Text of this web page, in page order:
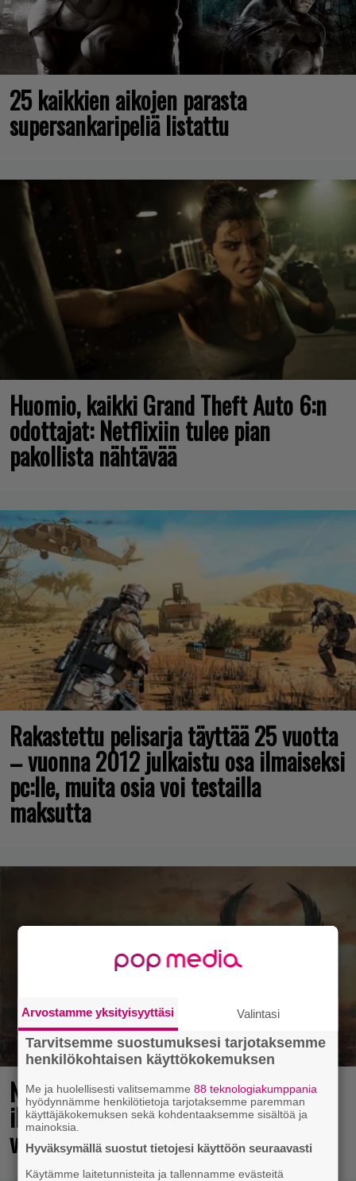
25 kaikkien aikojen parasta
supersankaripeliä listattu
Huomio, kaikki Grand Theft Auto 6:n
odottajat: Netflixiin tulee pian
pakollista nähtävää
Rakastettu pelisarja täyttää 25 vuotta
– vuonna 2012 julkaistu osa ilmaiseksi
pc:lle, muita osia voi testailla
maksutta
No johan pomppasi: 30 vuotta sitten
ilmestynyt klassikkoräiskintä sai
valtavasti lisää sisältöä
Arvostamme yksityisyyttäsi Valintasi
Tarvitsemme suostumuksesi tarjotaksemme
henkilökohtaisen käyttökokemuksen
Me ja huolellisesti valitsemamme88 teknologiakumppania
hyödynnämme henkilötietoja tarjotaksemme paremman
käyttäjäkokemuksen sekä kohdentaaksemme sisältöä ja
mainoksia.
Hyväksymällä suostut tietojesi käyttöön seuraavasti
Käytämme laitetunnisteita ja tallennamme evästeitä